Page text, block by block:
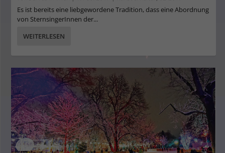
Es ist bereits eine liebgewordene Tradition, dass eine Abordnung
von SternsingerInnen der...
WEITERLESEN